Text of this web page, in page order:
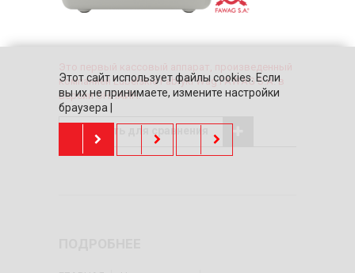
Это первый кассовый аппарат, произведенный
компанией Lubelskie Fabryki Wag FAWAG S.A. в
версии ОНЛАЙН.
Этот сайт использует файлы cookies. Если
вы их не принимаете, измените настройки
браузера |